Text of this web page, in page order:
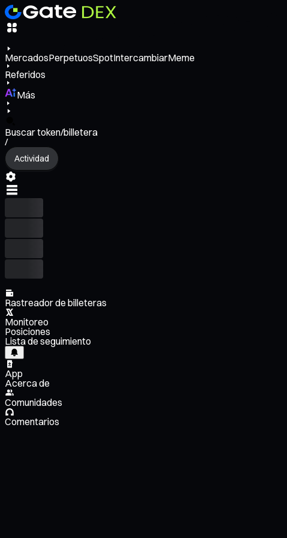
MercadosPerpetuosSpotIntercambiarMeme
Referidos
Más
Buscar token/billetera
/
Actividad
Rastreador de billeteras
Monitoreo
Posiciones
Lista de seguimiento
App
Acerca de
Comunidades
Comentarios